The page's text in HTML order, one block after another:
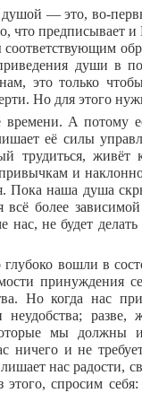
— это, во-
что предписывает
души в
это только
Но для этого
А потому
её силы
трудиться,
и
Пока наша душа
всё более
нас, не будет
вошли в
принуждения
Но когда нас
мы должны
и не
нас радости,
этого, спросим